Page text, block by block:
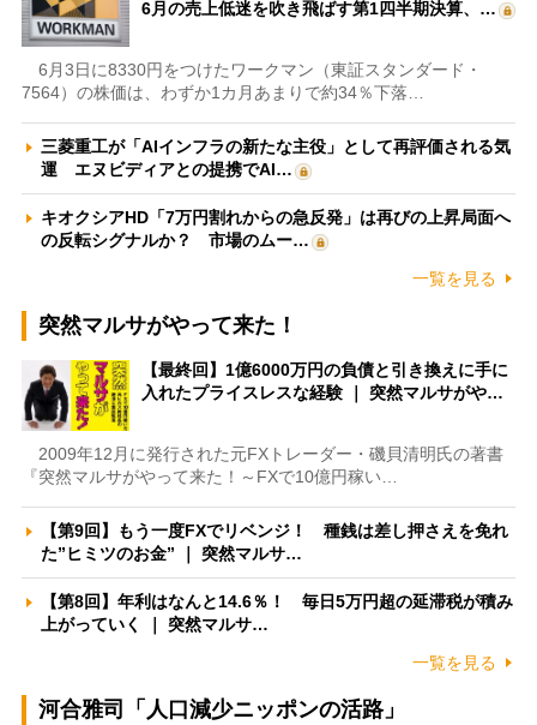
6月の売上低迷を吹き飛ばす第1四半期決算、…
6月3日に8330円をつけたワークマン（東証スタンダード・
7564）の株価は、わずか1カ月あまりで約34％下落…
三菱重工が「AIインフラの新たな主役」として再評価される気
運 エヌビディアとの提携でAI…
キオクシアHD「7万円割れからの急反発」は再びの上昇局面へ
の反転シグナルか？ 市場のムー…
一覧を見る
突然マルサがやって来た！
【最終回】1億6000万円の負債と引き換えに手に
入れたプライスレスな経験 ｜ 突然マルサがや…
2009年12月に発行された元FXトレーダー・磯貝清明氏の著書
『突然マルサがやって来た！～FXで10億円稼い…
【第9回】もう一度FXでリベンジ！ 種銭は差し押さえを免れ
た”ヒミツのお金” ｜ 突然マルサ…
【第8回】年利はなんと14.6％！ 毎日5万円超の延滞税が積み
上がっていく ｜ 突然マルサ…
一覧を見る
河合雅司「人口減少ニッポンの活路」